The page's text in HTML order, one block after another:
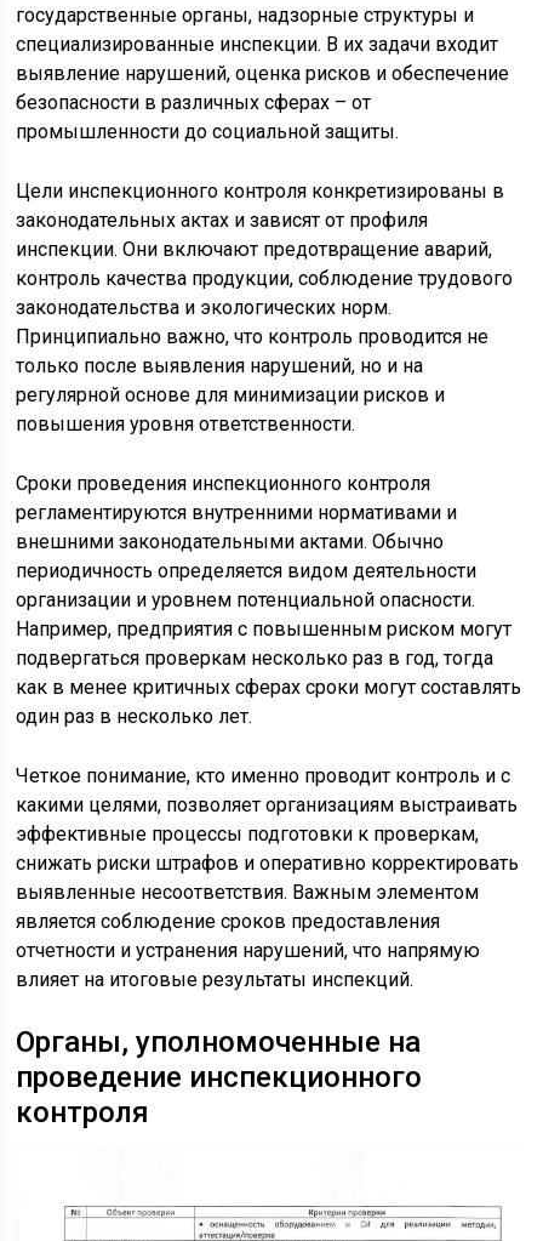
государственные органы, надзорные структуры и
специализированные инспекции. В их задачи входит
выявление нарушений, оценка рисков и обеспечение
безопасности в различных сферах – от
промышленности до социальной защиты.
Цели инспекционного контроля конкретизированы в
законодательных актах и зависят от профиля
инспекции. Они включают предотвращение аварий,
контроль качества продукции, соблюдение трудового
законодательства и экологических норм.
Принципиально важно, что контроль проводится не
только после выявления нарушений, но и на
регулярной основе для минимизации рисков и
повышения уровня ответственности.
Сроки проведения инспекционного контроля
регламентируются внутренними нормативами и
внешними законодательными актами. Обычно
периодичность определяется видом деятельности
организации и уровнем потенциальной опасности.
Например, предприятия с повышенным риском могут
подвергаться проверкам несколько раз в год, тогда
как в менее критичных сферах сроки могут составлять
один раз в несколько лет.
Четкое понимание, кто именно проводит контроль и с
какими целями, позволяет организациям выстраивать
эффективные процессы подготовки к проверкам,
снижать риски штрафов и оперативно корректировать
выявленные несоответствия. Важным элементом
является соблюдение сроков предоставления
отчетности и устранения нарушений, что напрямую
влияет на итоговые результаты инспекций.
Органы, уполномоченные на
проведение инспекционного
контроля